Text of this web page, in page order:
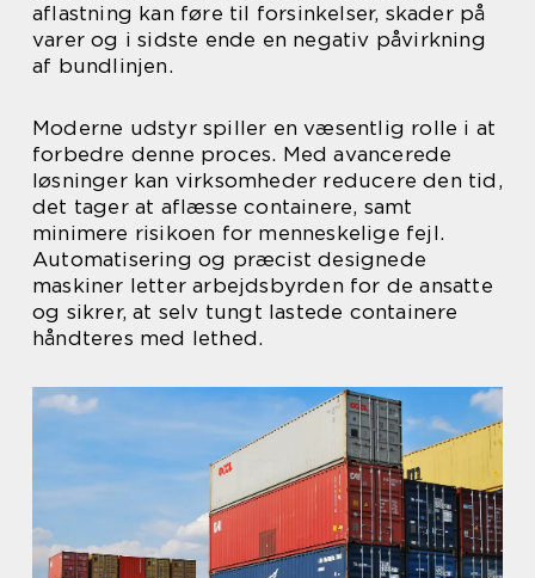
aflastning kan føre til forsinkelser, skader på
varer og i sidste ende en negativ påvirkning
af bundlinjen.
Moderne udstyr spiller en væsentlig rolle i at
forbedre denne proces. Med avancerede
løsninger kan virksomheder reducere den tid,
det tager at aflæsse containere, samt
minimere risikoen for menneskelige fejl.
Automatisering og præcist designede
maskiner letter arbejdsbyrden for de ansatte
og sikrer, at selv tungt lastede containere
håndteres med lethed.